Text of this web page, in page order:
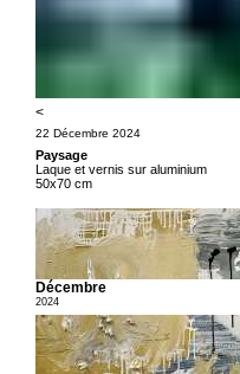
<
22 Décembre 2024
Paysage
Laque et vernis sur aluminium
50x70 cm
Décembre
2024